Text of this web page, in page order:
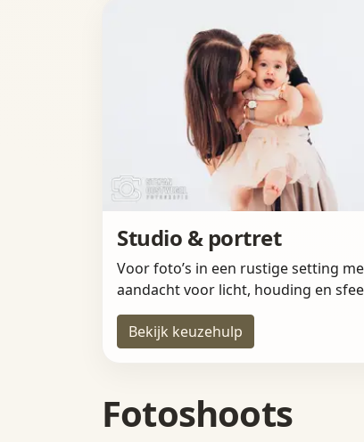
Studio & portret
Voor foto’s in een rustige setting
aandacht voor licht, houding en
Bekijk keuzehulp
Fotoshoots